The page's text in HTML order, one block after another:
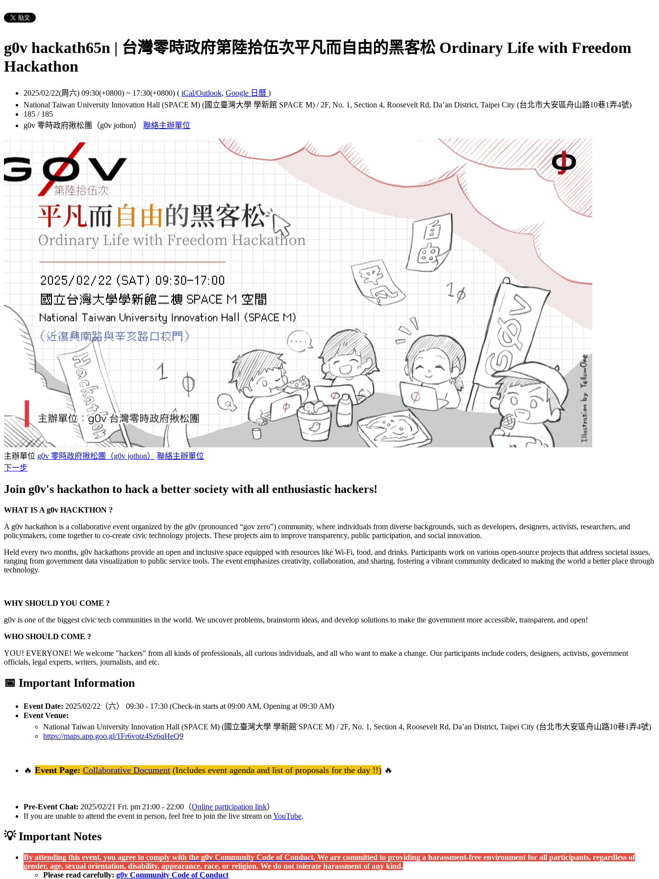
g0v hackath65n | 台灣零時政府第陸拾伍次平凡而自由的黑客松 Ordinary Life with Freedom
Hackathon
2025/02/22(周六) 09:30(+0800) ~ 17:30(+0800) ( iCal/Outlook, Google 日曆 )
National Taiwan University Innovation Hall (SPACE M) (國立臺灣大學 學新館 SPACE M) / 2F, No. 1, Section 4, Roosevelt Rd, Da’an District, Taipei City (台北市大安區舟山路10巷1弄4號)
185 / 185
g0v 零時政府揪松團（g0v jothon） 聯絡主辦單位
主辦單位 g0v 零時政府揪松團（g0v jothon）
聯絡主辦單位
下一步
Join g0v's hackathon to hack a better society with all enthusiastic hackers!
WHAT IS A g0v HACKTHON ?
A g0v hackathon is a collaborative event organized by the g0v (pronounced “gov zero”) community, where individuals from diverse backgrounds, such as developers, designers, activists, researchers, and
policymakers, come together to co-create civic technology projects. These projects aim to improve transparency, public participation, and social innovation.
Held every two months, g0v hackathons provide an open and inclusive space equipped with resources like Wi-Fi, food, and drinks. Participants work on various open-source projects that address societal issues,
ranging from government data visualization to public service tools. The event emphasizes creativity, collaboration, and sharing, fostering a vibrant community dedicated to making the world a better place through
technology.
WHY SHOULD YOU COME ?
g0v is one of the biggest civic tech communities in the world. We uncover problems, brainstorm ideas, and develop solutions to make the government more accessible, transparent, and open!
WHO SHOULD COME ?
YOU! EVERYONE! We welcome "hackers" from all kinds of professionals, all curious individuals, and all who want to make a change. Our participants include coders, designers, activists, government
officials, legal experts, writers, journalists, and etc.
📅 Important Information
Event Date: 2025/02/22（六） 09:30 - 17:30 (Check-in starts at 09:00 AM, Opening at 09:30 AM)
Event Venue:
National Taiwan University Innovation Hall (SPACE M) (國立臺灣大學 學新館 SPACE M) / 2F, No. 1, Section 4, Roosevelt Rd, Da’an District, Taipei City (台北市大安區舟山路10巷1弄4號)
https://maps.app.goo.gl/1Fr6votz4Sz6qHeQ9
🔥 Event Page: Collaborative Document (Includes event agenda and list of proposals for the day !!) 🔥
Pre-Event Chat: 2025/02/21 Fri. pm 21:00 - 22:00（Online participation link）
If you are unable to attend the event in person, feel free to join the live stream on YouTube.
💡 Important Notes
By attending this event, you agree to comply with the g0v Community Code of Conduct. We are committed to providing a harassment-free environment for all participants, regardless of
gender, age, sexual orientation, disability, appearance, race, or religion. We do not tolerate harassment of any kind.
Please read carefully: g0v Community Code of Conduct